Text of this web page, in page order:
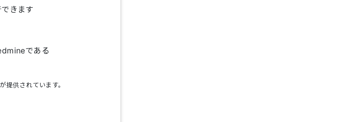
きます
である
提供されています。